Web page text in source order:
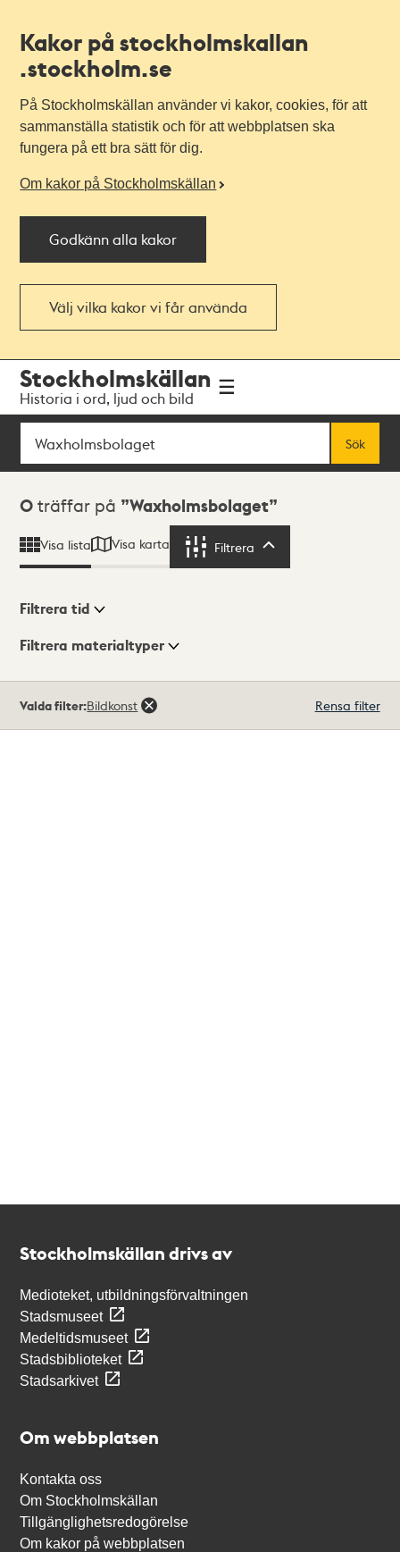
Kakor på stockholmskallan
.stockholm.se
På Stockholmskällan använder vi kakor, cookies, för att
sammanställa statistik och för att webbplatsen ska
fungera på ett bra sätt för dig.
Om kakor på Stockholmskällan
Godkänn alla kakor
Välj vilka kakor vi får använda
navigationen
huvudinnehållet
Stockholmskällan
Historia i ord, ljud och bild
Sök
Sök
Sökresultat
0 träffar på Waxholmsbolaget
Visa lista Visa karta Filtrera
Visningsläge
Filtrera tid
Filtrera materialtyper
träffar
Valda filter:Bildkonst Rensa filter
Stockholmskällan drivs av
Medioteket, utbildningsförvaltningen
Stadsmuseet
Medeltidsmuseet
Stadsbiblioteket
Stadsarkivet
Om webbplatsen
Kontakta oss
Om Stockholmskällan
Tillgänglighetsredogörelse
Om kakor på webbplatsen